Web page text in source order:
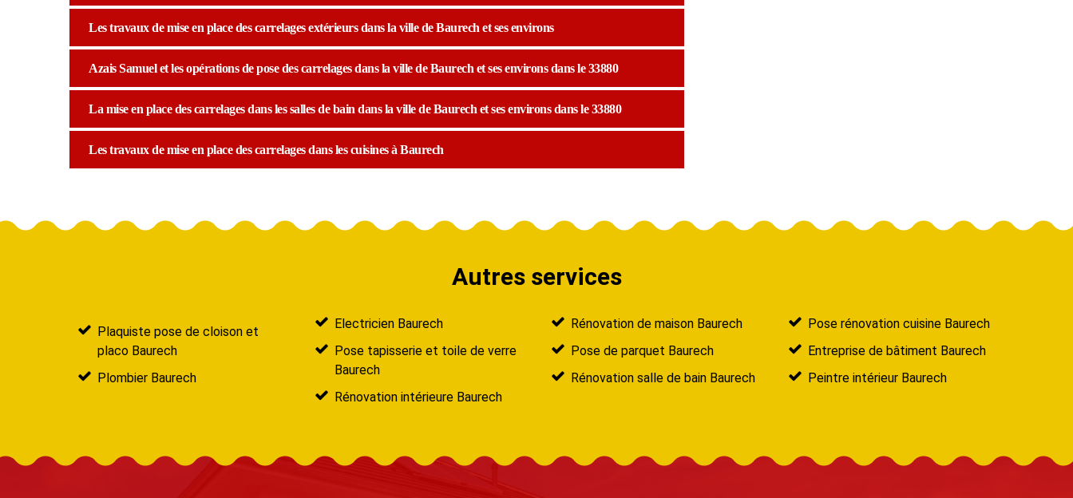
Les travaux de mise en place des carrelages extérieurs dans la ville de Baurech et ses environs
Azais Samuel et les opérations de pose des carrelages dans la ville de Baurech et ses environs dans le 33880
La mise en place des carrelages dans les salles de bain dans la ville de Baurech et ses environs dans le 33880
Les travaux de mise en place des carrelages dans les cuisines à Baurech
Autres services
Plaquiste pose de cloison et
placo Baurech
Plombier Baurech
Electricien Baurech
Pose tapisserie et toile de verre
Baurech
Rénovation intérieure Baurech
Rénovation de maison Baurech
Pose de parquet Baurech
Rénovation salle de bain Baurech
Pose rénovation cuisine Baurech
Entreprise de bâtiment Baurech
Peintre intérieur Baurech